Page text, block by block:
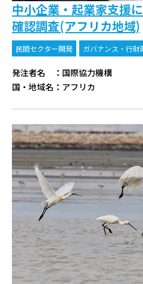
中小企業・起業家支援
確認調査(アフリカ地域)
民間セクター開発 ガバナンス・行財
発注者名 ： 国際協力機構
国・地域名 ： アフリカ